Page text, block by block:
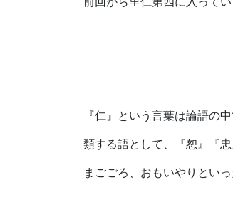
『仁』という言葉は論語の
類する語として、『恕』『
まごごろ、おもいやりとい